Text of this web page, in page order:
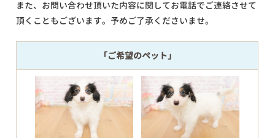
また、お問い合わせ頂いた内容に関してお電話でご連絡させて
頂くこともございます。予めご了承くださいませ。
「ご希望のペット」